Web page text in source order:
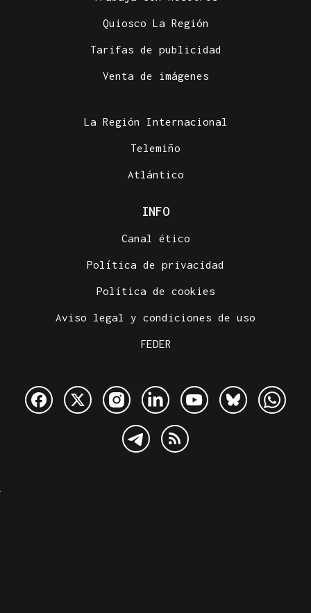
Quiosco La Región
Tarifas de publicidad
Venta de imágenes
La Región Internacional
Telemiño
Atlántico
INFO
Canal ético
Política de privacidad
Política de cookies
Aviso legal y condiciones de uso
FEDER